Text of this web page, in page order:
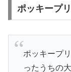
ポッキープ
ポッキープ
ったうちの